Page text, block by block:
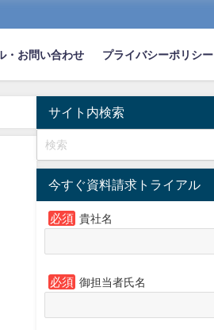
・お問い合わせ プライバシーポリシー
サイト内検索
今すぐ資料請求トライアル
必須 貴社名
必須 御担当者氏名